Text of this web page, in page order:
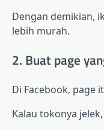
Dengan demikian,
lebih murah.
2. Buat page
Di Facebook, page
Kalau tokonya